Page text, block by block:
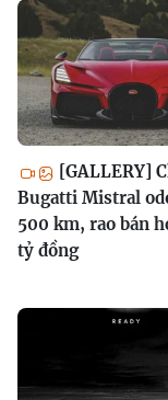
[GALLERY]
Bugatti Mistral
500 km, rao bán
tỷ đồng